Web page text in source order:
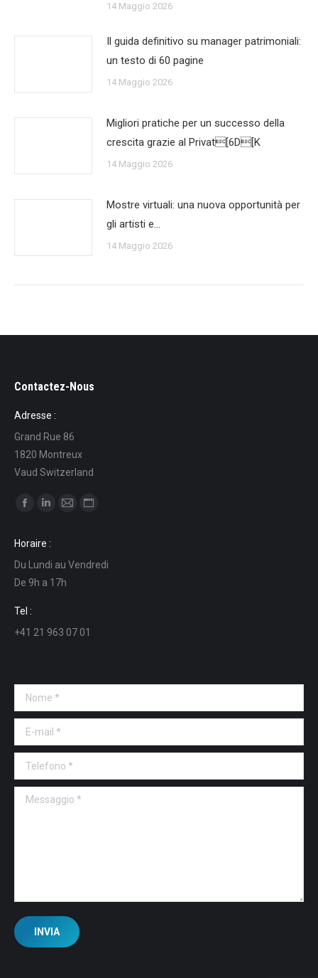
14 Maggio 2026
Il guida definitivo su manager patrimoniali:
un testo di 60 pagine
14 Maggio 2026
Migliori pratiche per un successo della
crescita grazie al Privat[6D[K
14 Maggio 2026
Mostre virtuali: una nuova opportunità per
gli artisti e…
14 Maggio 2026
Contactez-Nous
Adresse :
Grand Rue 86
1820 Montreux
Vaud Switzerland
Ci puoi trovare su:
opens
in
new
window
opens
in
new
in
opens
Horaire :
Du Lundi au Vendredi
De 9h a 17h
Tel :
+41 21 963 07 01
Nome *
E-mail *
Telefono *
Messaggio *
INVIA